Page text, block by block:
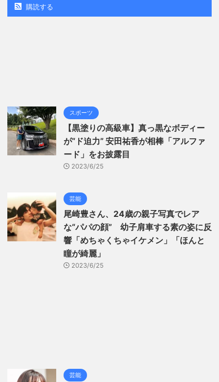
購読する
スポーツ
【黒塗りの高級車】真っ黒なボディー
が“ド迫力” 安田祐香が相棒「アルファ
ード」をお披露目
2023/6/25
芸能
尾崎豊さん、24歳の親子写真でレア
な“パパの顔” 幼子肩車する素の姿に反
響「めちゃくちゃイケメン」「ほんと
瞳が綺麗」
2023/6/25
芸能